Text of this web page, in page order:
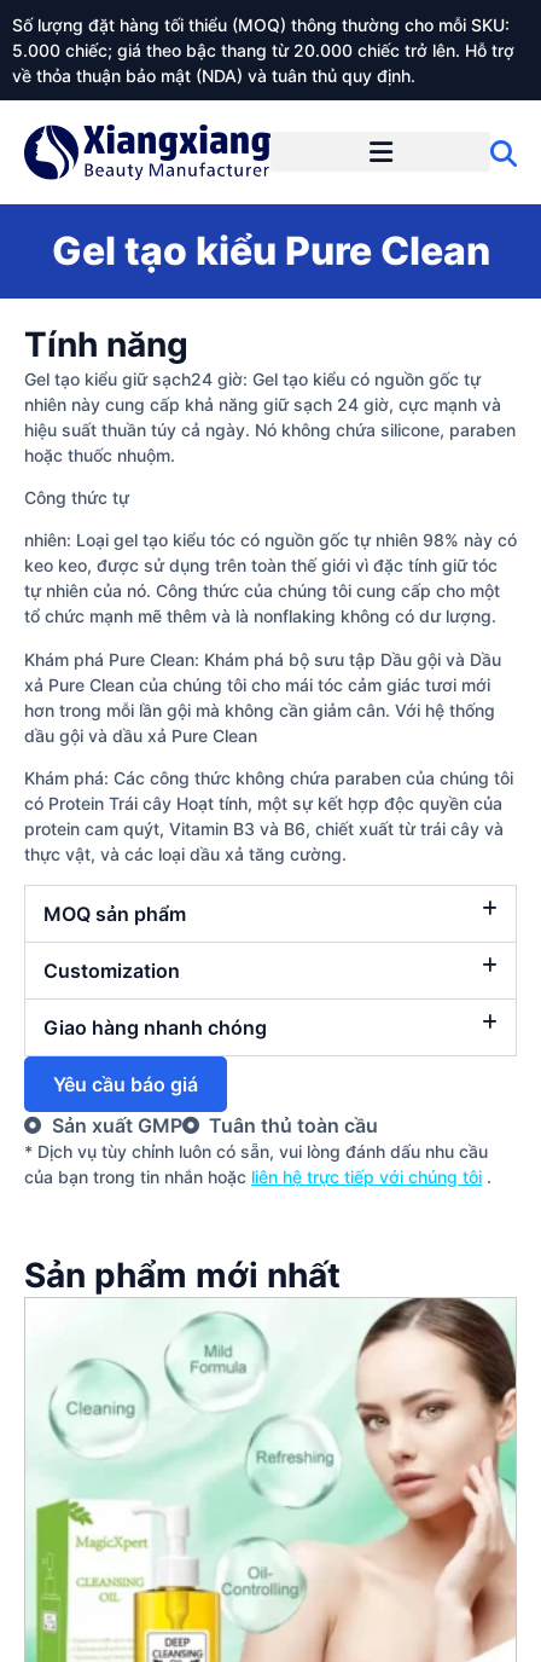
Số lượng đặt hàng tối thiểu (MOQ) thông thường cho mỗi SKU:
5.000 chiếc; giá theo bậc thang từ 20.000 chiếc trở lên. Hỗ trợ
về thỏa thuận bảo mật (NDA) và tuân thủ quy định.
Gel tạo kiểu Pure Clean
Tính năng
Gel tạo kiểu giữ sạch24 giờ: Gel tạo kiểu có nguồn gốc tự
nhiên này cung cấp khả năng giữ sạch 24 giờ, cực mạnh và
hiệu suất thuần túy cả ngày. Nó không chứa silicone, paraben
hoặc thuốc nhuộm.
Công thức tự
nhiên: Loại gel tạo kiểu tóc có nguồn gốc tự nhiên 98% này có
keo keo, được sử dụng trên toàn thế giới vì đặc tính giữ tóc
tự nhiên của nó. Công thức của chúng tôi cung cấp cho một
tổ chức mạnh mẽ thêm và là nonflaking không có dư lượng.
Khám phá Pure Clean: Khám phá bộ sưu tập Dầu gội và Dầu
xả Pure Clean của chúng tôi cho mái tóc cảm giác tươi mới
hơn trong mỗi lần gội mà không cần giảm cân. Với hệ thống
dầu gội và dầu xả Pure Clean
Khám phá: Các công thức không chứa paraben của chúng tôi
có Protein Trái cây Hoạt tính, một sự kết hợp độc quyền của
protein cam quýt, Vitamin B3 và B6, chiết xuất từ trái cây và
thực vật, và các loại dầu xả tăng cường.
MOQ sản phẩm
Customization
Giao hàng nhanh chóng
Yêu cầu báo giá
Sản xuất GMP
Tuân thủ toàn cầu
* Dịch vụ tùy chỉnh luôn có sẵn, vui lòng đánh dấu nhu cầu
của bạn trong tin nhắn hoặc liên hệ trực tiếp với chúng tôi .
Sản phẩm mới nhất